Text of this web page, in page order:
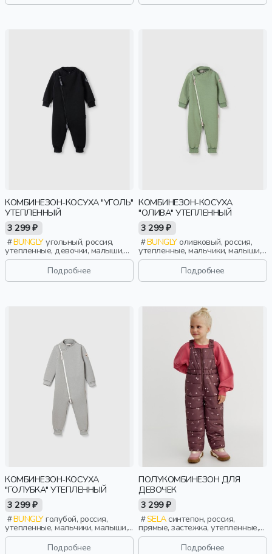
КОМБИНЕЗОН-КОСУХА "УГОЛЬ"
УТЕПЛЕННЫЙ
3 299 ₽
BUNGLYугольный, россия,
утепленные, девочки, малыши,
дошкольники, дети
Подробнее
КОМБИНЕЗОН-КОСУХА
"ОЛИВА" УТЕПЛЕННЫЙ
3 299 ₽
BUNGLYоливковый, россия,
утепленные, мальчики, малыши,
дошкольники, дети
Подробнее
КОМБИНЕЗОН-КОСУХА
"ГОЛУБКА" УТЕПЛЕННЫЙ
3 299 ₽
BUNGLYголубой, россия,
утепленные, мальчики, малыши,
дошкольники, дети
Подробнее
ПОЛУКОМБИНЕЗОН ДЛЯ
ДЕВОЧЕК
3 299 ₽
SELAсинтепон, россия,
прямые, застежка, утепленные,
стеганые, принт, непромокаемые,
пояс, эластичные, девочки, дети
Подробнее